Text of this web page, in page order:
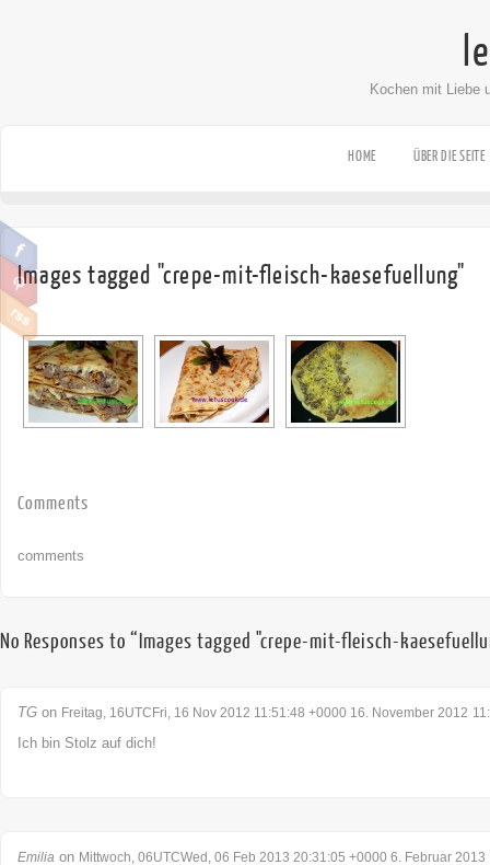
Kochen mit Liebe
HOME ÜBER DIE SEITE
Images tagged "crepe-mit-fleisch-kaesefuellung"
Comments
comments
No Responses to “Images tagged "crepe-mit-fleisch-
TG on Freitag, 16UTCFri, 16 Nov 2012 11:51:48 +0000 16. November 2012
Ich bin Stolz auf dich!
Emilia on Mittwoch, 06UTCWed, 06 Feb 2013 20:31:05 +0000 6. Februar 2013